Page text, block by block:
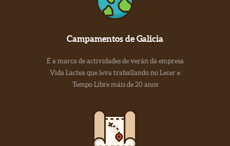
Campamentos de Galicia
É a marca de actividades de verán da empresa
Vida Lactea que leva traballando no Lecer e
Tempo Libre máis de 20 anos